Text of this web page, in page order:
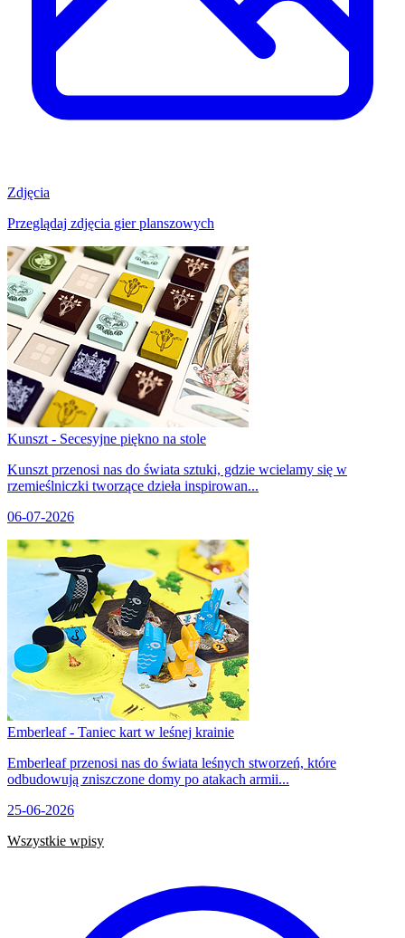
Zdjęcia
Przeglądaj zdjęcia gier planszowych
Kunszt - Secesyjne piękno na stole
Kunszt przenosi nas do świata sztuki, gdzie wcielamy się w
rzemieślniczki tworzące dzieła inspirowan...
06-07-2026
Emberleaf - Taniec kart w leśnej krainie
Emberleaf przenosi nas do świata leśnych stworzeń, które
odbudowują zniszczone domy po atakach armii...
25-06-2026
Wszystkie wpisy